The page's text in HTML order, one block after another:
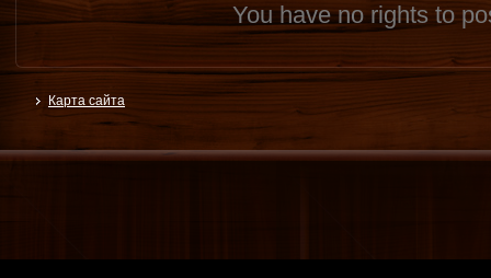
You have no rights to
Карта сайта